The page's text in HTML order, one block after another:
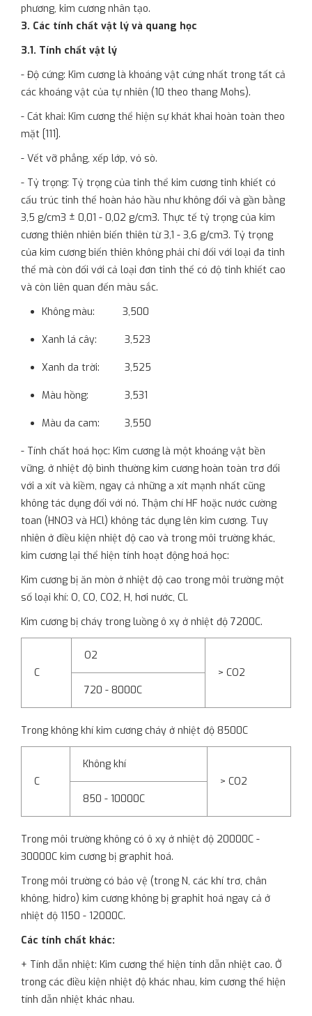
phương, kim cương nhân tạo.
3. Các tính chất vật lý và quang học
3.1. Tính chất vật lý
- Độ cứng: Kim cương là khoáng vật cứng nhất trong tất cả
các khoáng vật của tự nhiên (10 theo thang Mohs).
- Cát khai: Kim cương thể hiện sự khát khai hoàn toàn theo
mặt [111].
- Vết vỡ phẳng, xếp lớp, vỏ sò.
- Tỷ trọng: Tỷ trọng của tinh thể kim cương tinh khiết có
cấu trúc tinh thể hoàn hảo hầu như không đổi và gần bằng
3,5 g/cm3 ± 0,01 - 0,02 g/cm3. Thực tế tỷ trọng của kim
cương thiên nhiên biến thiên từ 3,1 - 3,6 g/cm3. Tỷ trọng
của kim cương biến thiên không phải chỉ đối với loại đa tinh
thể mà còn đối với cả loại đơn tinh thể có độ tinh khiết cao
và còn liên quan đến màu sắc.
Không màu: 3,500
Xanh lá cây: 3,523
Xanh da trời: 3,525
Màu hồng: 3,531
Màu da cam: 3,550
- Tính chất hoá học: Kim cương là một khoáng vật bền
vững. ở nhiệt độ bình thường kim cương hoàn toàn trơ đối
với a xít và kiềm, ngay cả những a xít mạnh nhất cũng
không tác dụng đối với nó. Thậm chí HF hoặc nước cường
toan (HNO3 và HCl) không tác dụng lên kim cương. Tuy
nhiên ở điều kiện nhiệt độ cao và trong môi trường khác,
kim cương lại thể hiện tính hoạt động hoá học:
Kim cương bị ăn mòn ở nhiệt độ cao trong môi trường một
số loại khí: O, CO, CO2, H, hơi nước, Cl.
Kim cương bị cháy trong luồng ô xy ở nhiệt độ 7200C.
C
O2
> CO2
720 - 8000C
Trong không khí kim cương cháy ở nhiệt độ 8500C
C
Không khí
> CO2
850 - 10000C
Trong môi trường không có ô xy ở nhiệt độ 20000C -
30000C kim cương bị graphit hoá.
Trong môi trường có bảo vệ (trong N, các khí trơ, chân
không, hidro) kim cương không bị graphit hoá ngay cả ở
nhiệt độ 1150 - 12000C.
Các tính chất khác:
+ Tính dẫn nhiệt: Kim cương thể hiện tính dẫn nhiệt cao. Ở
trong các điều kiện nhiệt độ khác nhau, kim cương thể hiện
tính dẫn nhiệt khác nhau.